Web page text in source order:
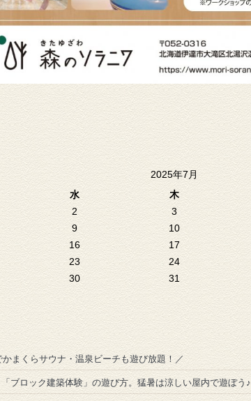
2025年7月
水 木
2 3
9 10
16 17
23 24
30
31
かまくらサウナ・温泉ビーチも遊び放題！／
ブロック建築体験」の遊び方。猛暑は涼しい屋内で遊ぼう♪